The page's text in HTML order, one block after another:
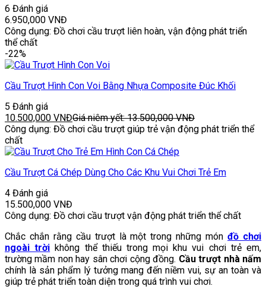
6 Đánh giá
6.950,000 VNĐ
Công dụng: Đồ chơi cầu trượt liên hoàn, vận động phát triển
thể chất
-22%
Cầu Trượt Hình Con Voi Bằng Nhựa Composite Đúc Khối
5 Đánh giá
10.500,000 VNĐGiá niêm yết:13.500,000VNĐ
Công dụng: Đồ chơi cầu trượt giúp trẻ vận động phát triển thể
chất
Cầu Trượt Cá Chép Dùng Cho Các Khu Vui Chơi Trẻ Em
4 Đánh giá
15.500,000 VNĐ
Công dụng: Đồ chơi cầu trượt vận động phát triển thể chất
Chắc chắn rằng cầu trượt là một trong những mónđồ chơi
ngoài trời không thể thiếu trong mọi khu vui chơi trẻ em,
trường mầm non hay sân chơi cộng đồng. Cầu trượt nhà nấm
chính là sản phẩm lý tưởng mang đến niềm vui, sự an toàn và
giúp trẻ phát triển toàn diện trong quá trình vui chơi.